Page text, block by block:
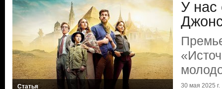
Статья
У нас
30 мая 2025 г.